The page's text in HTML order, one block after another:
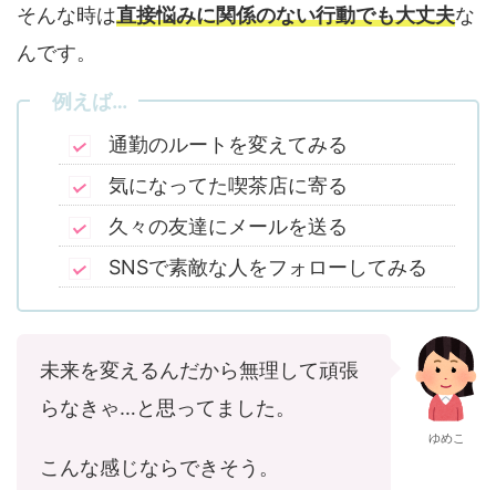
そんな時は直接悩みに関係のない行動でも大丈夫な
んです。
例えば…
通勤のルートを変えてみる
気になってた喫茶店に寄る
久々の友達にメールを送る
SNSで素敵な人をフォローしてみる
未来を変えるんだから無理して頑張
らなきゃ…と思ってました。
こんな感じならできそう。
ゆめこ